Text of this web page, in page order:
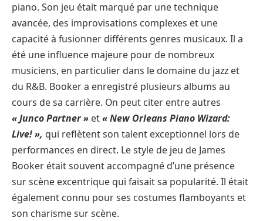
piano. Son jeu était marqué par une technique
avancée, des improvisations complexes et une
capacité à fusionner différents genres musicaux. Il a
été une influence majeure pour de nombreux
musiciens, en particulier dans le domaine du jazz et
du R&B. Booker a enregistré plusieurs albums au
cours de sa carrière. On peut citer entre autres
« Junco Partner » et« New Orleans Piano Wizard:
Live! », qui reflètent son talent exceptionnel lors de
performances en direct. Le style de jeu de James
Booker était souvent accompagné d’une présence
sur scène excentrique qui faisait sa popularité. Il était
également connu pour ses costumes flamboyants et
son charisme sur scène.